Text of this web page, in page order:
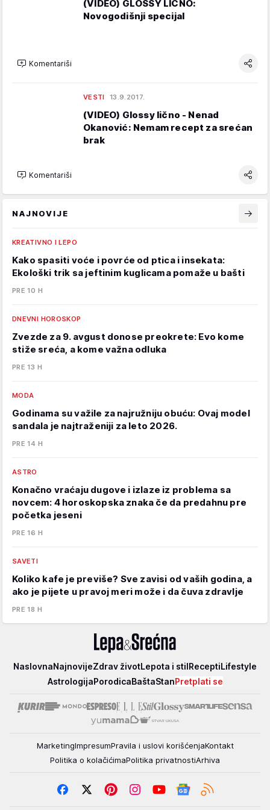
(VIDEO) GLOSSY LIČNO:
Novogodišnji specijal
Komentariši
VESTI 13.9.2017.
(VIDEO) Glossy lično - Nenad
Okanović: Nemam recept za srećan
brak
Komentariši
NAJNOVIJE
KREATIVNO I LEPO
Kako spasiti voće i povrće od ptica i insekata:
Ekološki trik sa jeftinim kuglicama pomaže u bašti
PRE 10 H
DNEVNI HOROSKOP
Zvezde za 9. avgust donose preokrete: Evo kome
stiže sreća, a kome važna odluka
PRE 13 H
MODA
Godinama su važile za najružniju obuću: Ovaj model
sandala je najtraženiji za leto 2026.
PRE 14 H
ASTRO
Konačno vraćaju dugove i izlaze iz problema sa
novcem: 4 horoskopska znaka če da predahnu pre
početka jeseni
PRE 16 H
SAVETI
Koliko kafe je previše? Sve zavisi od vaših godina, a
ako je pijete u pravoj meri može i da čuva zdravlje
PRE 18 H
Lepa
NaslovnaNajnovijeZdrav životLepota i stilReceptiLifestyle
AstrologijaPorodicaBaštaStanPretplati se
MarketingImpresumPravila i uslovi korišćenjaKontakt
Politika o kolačićimaPolitika privatnostiArhiva